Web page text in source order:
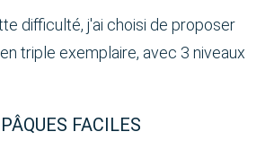
difficulté, j'ai choisi de proposer
triple exemplaire, avec 3 niveaux
FACILES